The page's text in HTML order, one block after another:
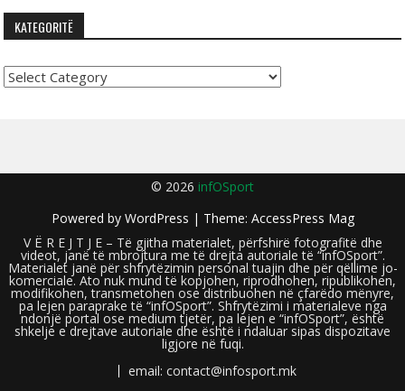
KATEGORITË
Kategoritë
© 2026 infOSport
Powered by WordPress | Theme: AccessPress Mag
V Ë R E J T J E – Të gjitha materialet, përfshirë fotografitë dhe
videot, janë të mbrojtura me të drejta autoriale të “infOSport”.
Materialet janë për shfrytëzimin personal tuajin dhe për qëllime jo-
komerciale. Ato nuk mund të kopjohen, riprodhohen, ripublikohen,
modifikohen, transmetohen ose distribuohen në çfarëdo mënyre,
pa lejen paraprake të “infOSport”. Shfrytëzimi i materialeve nga
ndonjë portal ose medium tjetër, pa lejen e “infOSport”, është
shkelje e drejtave autoriale dhe është i ndaluar sipas dispozitave
ligjore në fuqi.
email: contact@infosport.mk